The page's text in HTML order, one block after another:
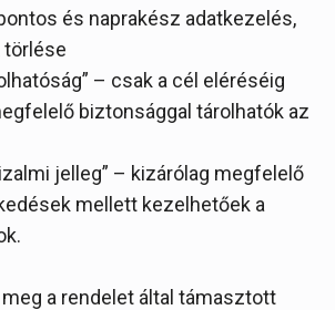
és naprakész adatkezelés,
törlése
– csak a cél eléréséig
biztonsággal tárolhatók az
jelleg” – kizárólag megfelelő
mellett kezelhetőek a
a rendelet által támasztott